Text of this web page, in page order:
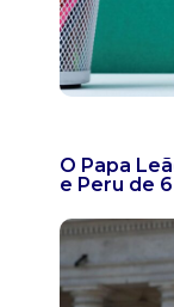
O Papa
e Peru de